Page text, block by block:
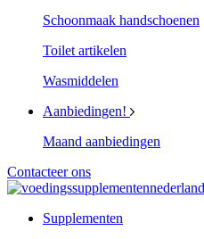
Schoonmaak handschoenen
Toilet artikelen
Wasmiddelen
Aanbiedingen!
Maand aanbiedingen
Contacteer ons
Supplementen